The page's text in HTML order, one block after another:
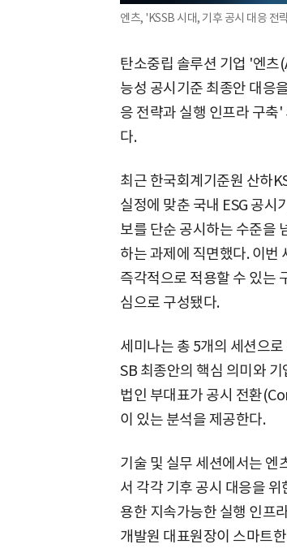
엔츠, 'KSSB 시대, 기후 공시 대응 전
탄소중립 솔루션 기업 '엔
능성 공시기준 최종안 대응
응 전략과 실행 인프라 구축
다.
최근 한국회계기준원 산하
실정에 맞춘 국내 ESG 공시
보를 단순 공시하는 수준을
하는 과제에 직면했다. 이번
즉각적으로 적용할 수 있는
심으로 구성됐다.
세미나는 총 5개의 세션으
SB 최종안의 핵심 의미와
법인 부대표가 공시 전환
이 있는 분석을 제공한다.
기술 및 실무 세션에서는 엔
서 각각 기후 공시 대응을
용한 지속가능한 실행 인프
개발원 대표원장이 스마트